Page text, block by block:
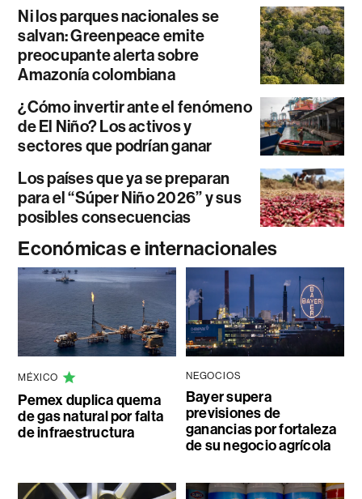
Ni los parques nacionales se
salvan: Greenpeace emite
preocupante alerta sobre
Amazonía colombiana
¿Cómo invertir ante el fenómeno
de El Niño? Los activos y
sectores que podrían ganar
Los países que ya se preparan
para el “Súper Niño 2026” y sus
posibles consecuencias
Económicas e internacionales
MÉXICO
Pemex duplica quema
de gas natural por falta
de infraestructura
NEGOCIOS
Bayer supera
previsiones de
ganancias por fortaleza
de su negocio agrícola